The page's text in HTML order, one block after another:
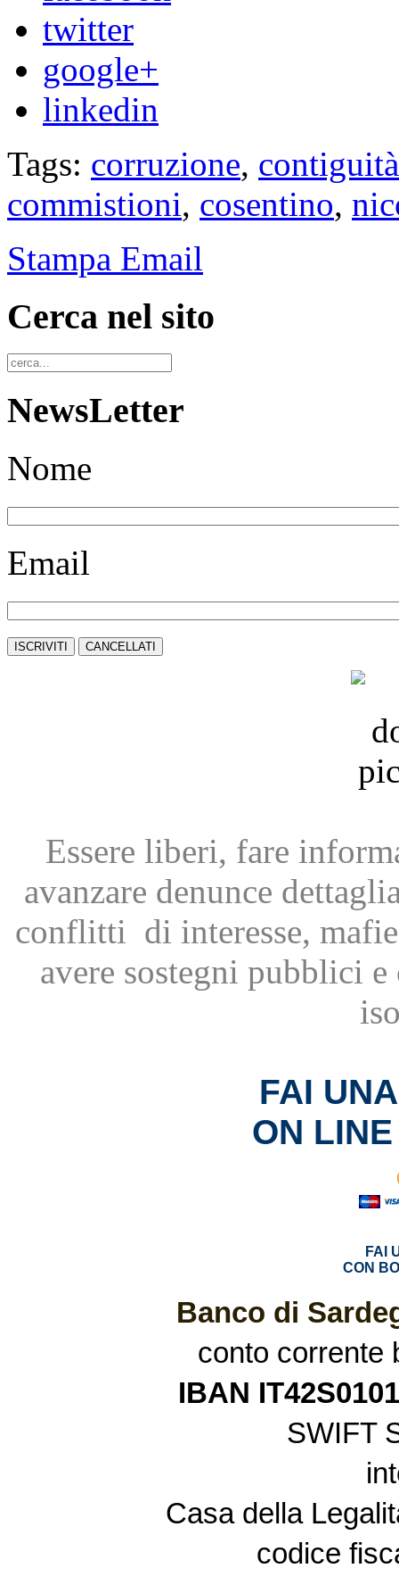
twitter
google+
linkedin
Tags: corruzione, contiguità
commistioni, cosentino,
Stampa Email
Cerca nel sito
NewsLetter
Nome
Email
Essere liberi, fare
avanzare denunce
conflitti di interesse,
avere sostegni pubblici
FAI
ON
FAI
CON
Banco di
conto corrente
IBAN
SWIFT
Casa della
codice